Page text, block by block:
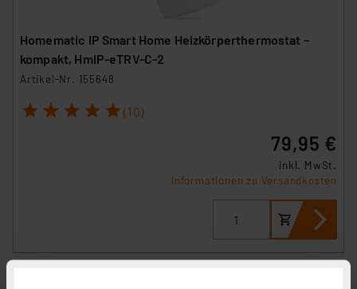
Homematic IP Smart Home Heizkörperthermostat –
kompakt, HmIP-eTRV-C-2
Artikel-Nr. 155648
1 2 3 4 5 (10)
79,95 €
inkl. MwSt.
Informationen zu Versandkosten